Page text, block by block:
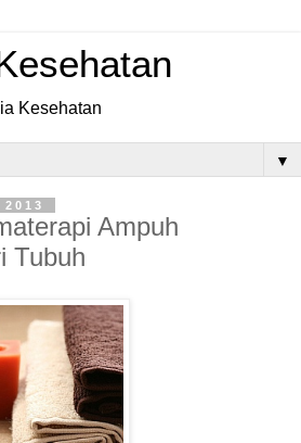
Kesehatan
▼
Ampuh
Tubuh